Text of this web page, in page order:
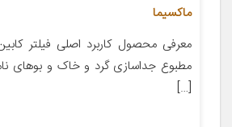
ماکسیما
معرفی محصول کاربرد اصلی فیلتر
مطبوع جداسازی گرد و خاک و بوهای
[…]